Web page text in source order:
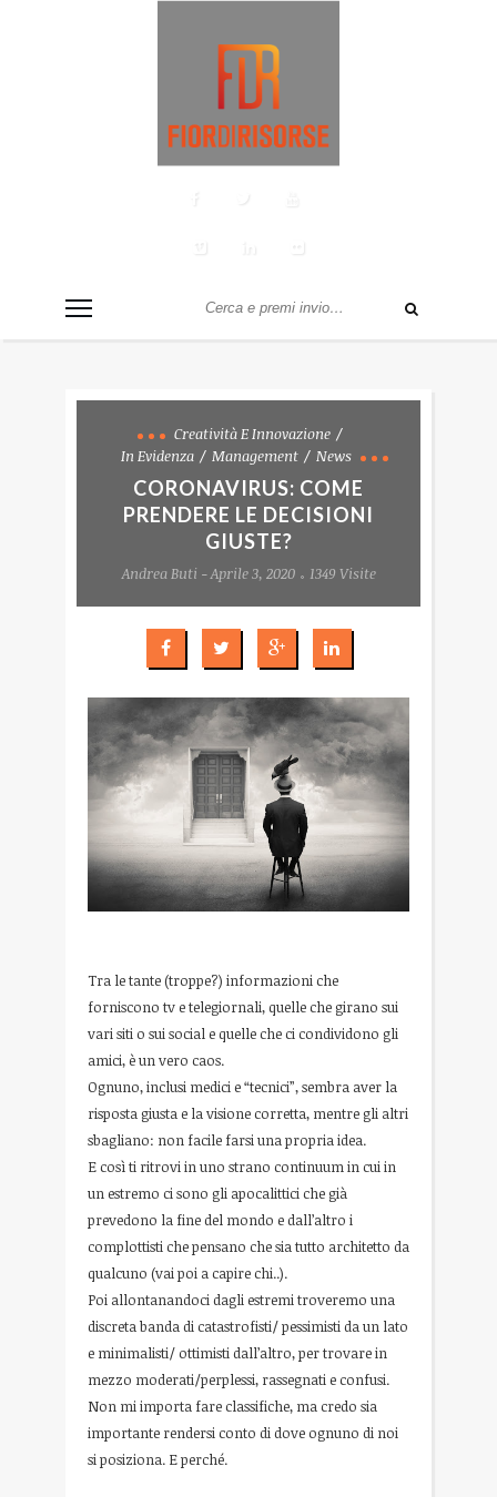
Creatività E Innovazione
In Evidenza
Management News
CORONAVIRUS: COME
PRENDERE LE DECISIONI
GIUSTE?
Andrea Buti - Aprile 3, 2020 1349 Visite
Tra le tante (troppe?) informazioni che
forniscono tv e telegiornali, quelle che girano sui
vari siti o sui social e quelle che ci condividono gli
amici, è un vero caos.
Ognuno, inclusi medici e “tecnici”, sembra aver la
risposta giusta e la visione corretta, mentre gli altri
sbagliano: non facile farsi una propria idea.
E così ti ritrovi in uno strano continuum in cui in
un estremo ci sono gli apocalittici che già
prevedono la fine del mondo e dall’altro i
complottisti che pensano che sia tutto architetto da
qualcuno (vai poi a capire chi..).
Poi allontanandoci dagli estremi troveremo una
discreta banda di catastrofisti/ pessimisti da un lato
e minimalisti/ ottimisti dall’altro, per trovare in
mezzo moderati/perplessi, rassegnati e confusi.
Non mi importa fare classifiche, ma credo sia
importante rendersi conto di dove ognuno di noi
si posiziona. E perché.